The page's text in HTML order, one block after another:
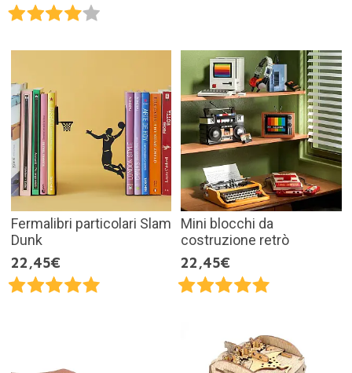
Fermalibri particolari Slam
Dunk
22,45€
Mini blocchi da
costruzione retrò
22,45€